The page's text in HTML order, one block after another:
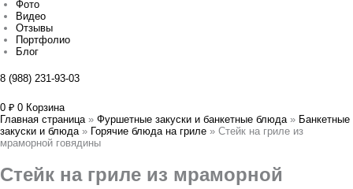
Фото
Видео
Отзывы
Портфолио
Блог
8 (988) 231-93-03
0 ₽ 0 Корзина
Главная страница» Фуршетные закуски и банкетные блюда» Банкетные
закуски и блюда» Горячие блюда на гриле » Стейк на гриле из
мраморной говядины
Стейк на гриле из мраморной